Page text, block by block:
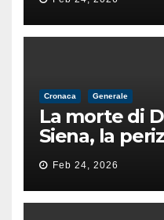
male
Cronaca Generale
La morte di
Siena, la
di
male
Feb 24, 2026